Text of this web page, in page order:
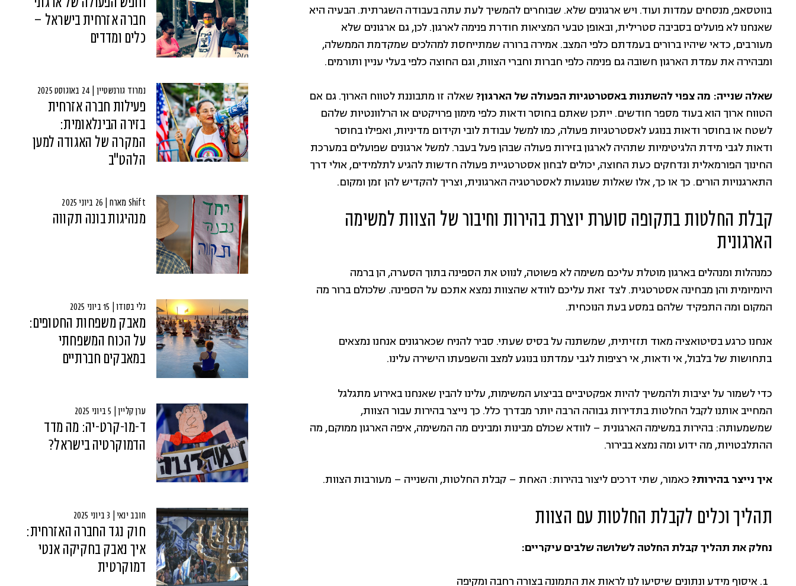
בווטסאפ, מנסחים עמדות ועוד. ויש ארגונים שלא. שבוחרים להמשיך לעת עתה בעבודה השגרתית. הבעיה היא
שאנחנו לא פועלים בסביבה סטרילית, ובאופן טבעי המציאות חודרת פנימה לארגון. לכן, גם ארגונים שלא
מעורבים, כדאי שיהיו ברורים בעמדתם כלפי המצב. אמירה ברורה שמתייחסת למהלכים שמקדמת הממשלה,
ומבהירה את עמדת הארגון חשובה גם פנימה כלפי חברות וחברי הצוות, וגם החוצה כלפי בעלי עניין ותורמים.
שאלה שנייה: מה צפוי להשתנות באסטרטגיות הפעולה של הארגון? שאלה זו מתבוננת לטווח הארוך. גם אם
הטווח ארוך הוא בעוד מספר חודשים. ייתכן שאתם בחוסר ודאות כלפי מימון פרויקטים או הרלוונטיות שלהם
לשטח או בחוסר ודאות בנוגע לאסטרטגיות פעולה, כמו למשל עבודת לובי וקידום מדיניות, ואפילו בחוסר
ודאות לגבי מידת הלגיטימיות שתהיה לארגון בזירות פעולה שבהן פעל בעבר. למשל ארגונים שפועלים במערכת
החינוך הפורמאלית ונדחקים כעת החוצה, יכולים לבחון אסטרטגיית פעולה חדשות להגיע לתלמידים, אולי דרך
התארגנויות הורים. כך או כך, אלו שאלות שנוגעות לאסטרטגיה הארגונית, וצריך להקדיש להן זמן ומקום.
קבלת החלטות בתקופה סוערת יוצרת בהירות וחיבור של הצוות למשימה
הארגונית
כמנהלות ומנהלים בארגון מוטלת עליכם משימה לא פשוטה, לנווט את הספינה בתוך הסערה, הן ברמה
היומיומית והן מבחינה אסטרטגית. לצד זאת עליכם לוודא שהצוות נמצא אתכם על הספינה. שלכולם ברור מה
המקום ומה התפקיד שלהם במסע בעת הנוכחית.
אנחנו כרגע בסיטואציה מאוד תזזיתית, שמשתנה על בסיס שעתי. סביר להניח שכארגונים אנחנו נמצאים
בתחושות של בלבול, אי ודאות, אי רציפות לגבי עמדתנו בנוגע למצב והשפעתו הישירה עלינו.
כדי לשמור על יציבות ולהמשיך להיות אפקטיביים בביצוע המשימות, עלינו להבין שאנחנו באירוע מתגלגל
המחייב אותנו לקבל החלטות בתדירות גבוהה הרבה יותר מבדרך כלל. כך נייצר בהירות עבור הצוות,
שמשמעותה: בהירות במשימה הארגונית – לוודא שכולם מבינות ומבינים מה המשימה, איפה הארגון ממוקם, מה
ההתלבטויות, מה ידוע ומה נמצא בבירור.
איך נייצר בהירות? כאמור, שתי דרכים ליצור בהירות: האחת – קבלת החלטות, והשנייה – מעורבות הצוות.
תהליך וכלים לקבלת החלטות עם הצוות
נחלק את תהליך קבלת החלטה לשלושה שלבים עיקריים:
איסוף מידע ונתונים שיסיעו לנו לראות את התמונה בצורה רחבה ומקיפה
חברה אזרחית בישראל –
כלים ומדדים
נמרוד גורנשטיין | 24 באוגוסט 2025
פעילות חברה אזרחית
בזירה הבינלאומית:
המקרה של האגודה למען
הלהט"ב
Shift מארח | 26 ביוני 2025
מנהיגות בונה תקווה
גלי בסודו | 15 ביוני 2025
מאבק משפחות החטופים:
על הכוח המשפחתי
במאבקים חברתיים
ערן קליין | 5 ביוני 2025
ד-מו-קרט-יה: מה מדד
הדמוקרטיה בישראל?
חובב ינאי | 3 ביוני 2025
חוק נגד החברה האזרחית:
איך נאבק בחקיקה אנטי
דמוקרטית